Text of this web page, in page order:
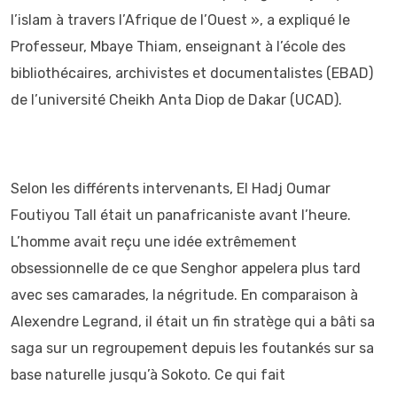
l’islam à travers l’Afrique de l’Ouest », a expliqué le
Professeur, Mbaye Thiam, enseignant à l’école des
bibliothécaires, archivistes et documentalistes (EBAD)
de l’université Cheikh Anta Diop de Dakar (UCAD).
Selon les différents intervenants, El Hadj Oumar
Foutiyou Tall était un panafricaniste avant l’heure.
L’homme avait reçu une idée extrêmement
obsessionnelle de ce que Senghor appelera plus tard
avec ses camarades, la négritude. En comparaison à
Alexendre Legrand, il était un fin stratège qui a bâti sa
saga sur un regroupement depuis les foutankés sur sa
base naturelle jusqu’à Sokoto. Ce qui fait